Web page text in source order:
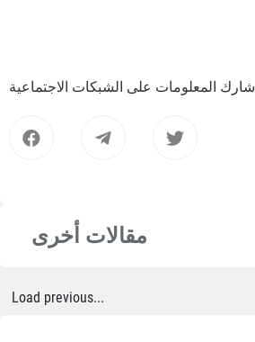
شارك المعلومات على الشبكات الاجتماعية
مقالات أخرى
Load previous...